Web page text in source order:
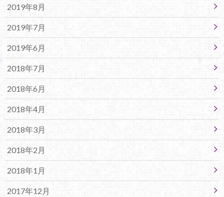
2019年8月
2019年7月
2019年6月
2018年7月
2018年6月
2018年4月
2018年3月
2018年2月
2018年1月
2017年12月